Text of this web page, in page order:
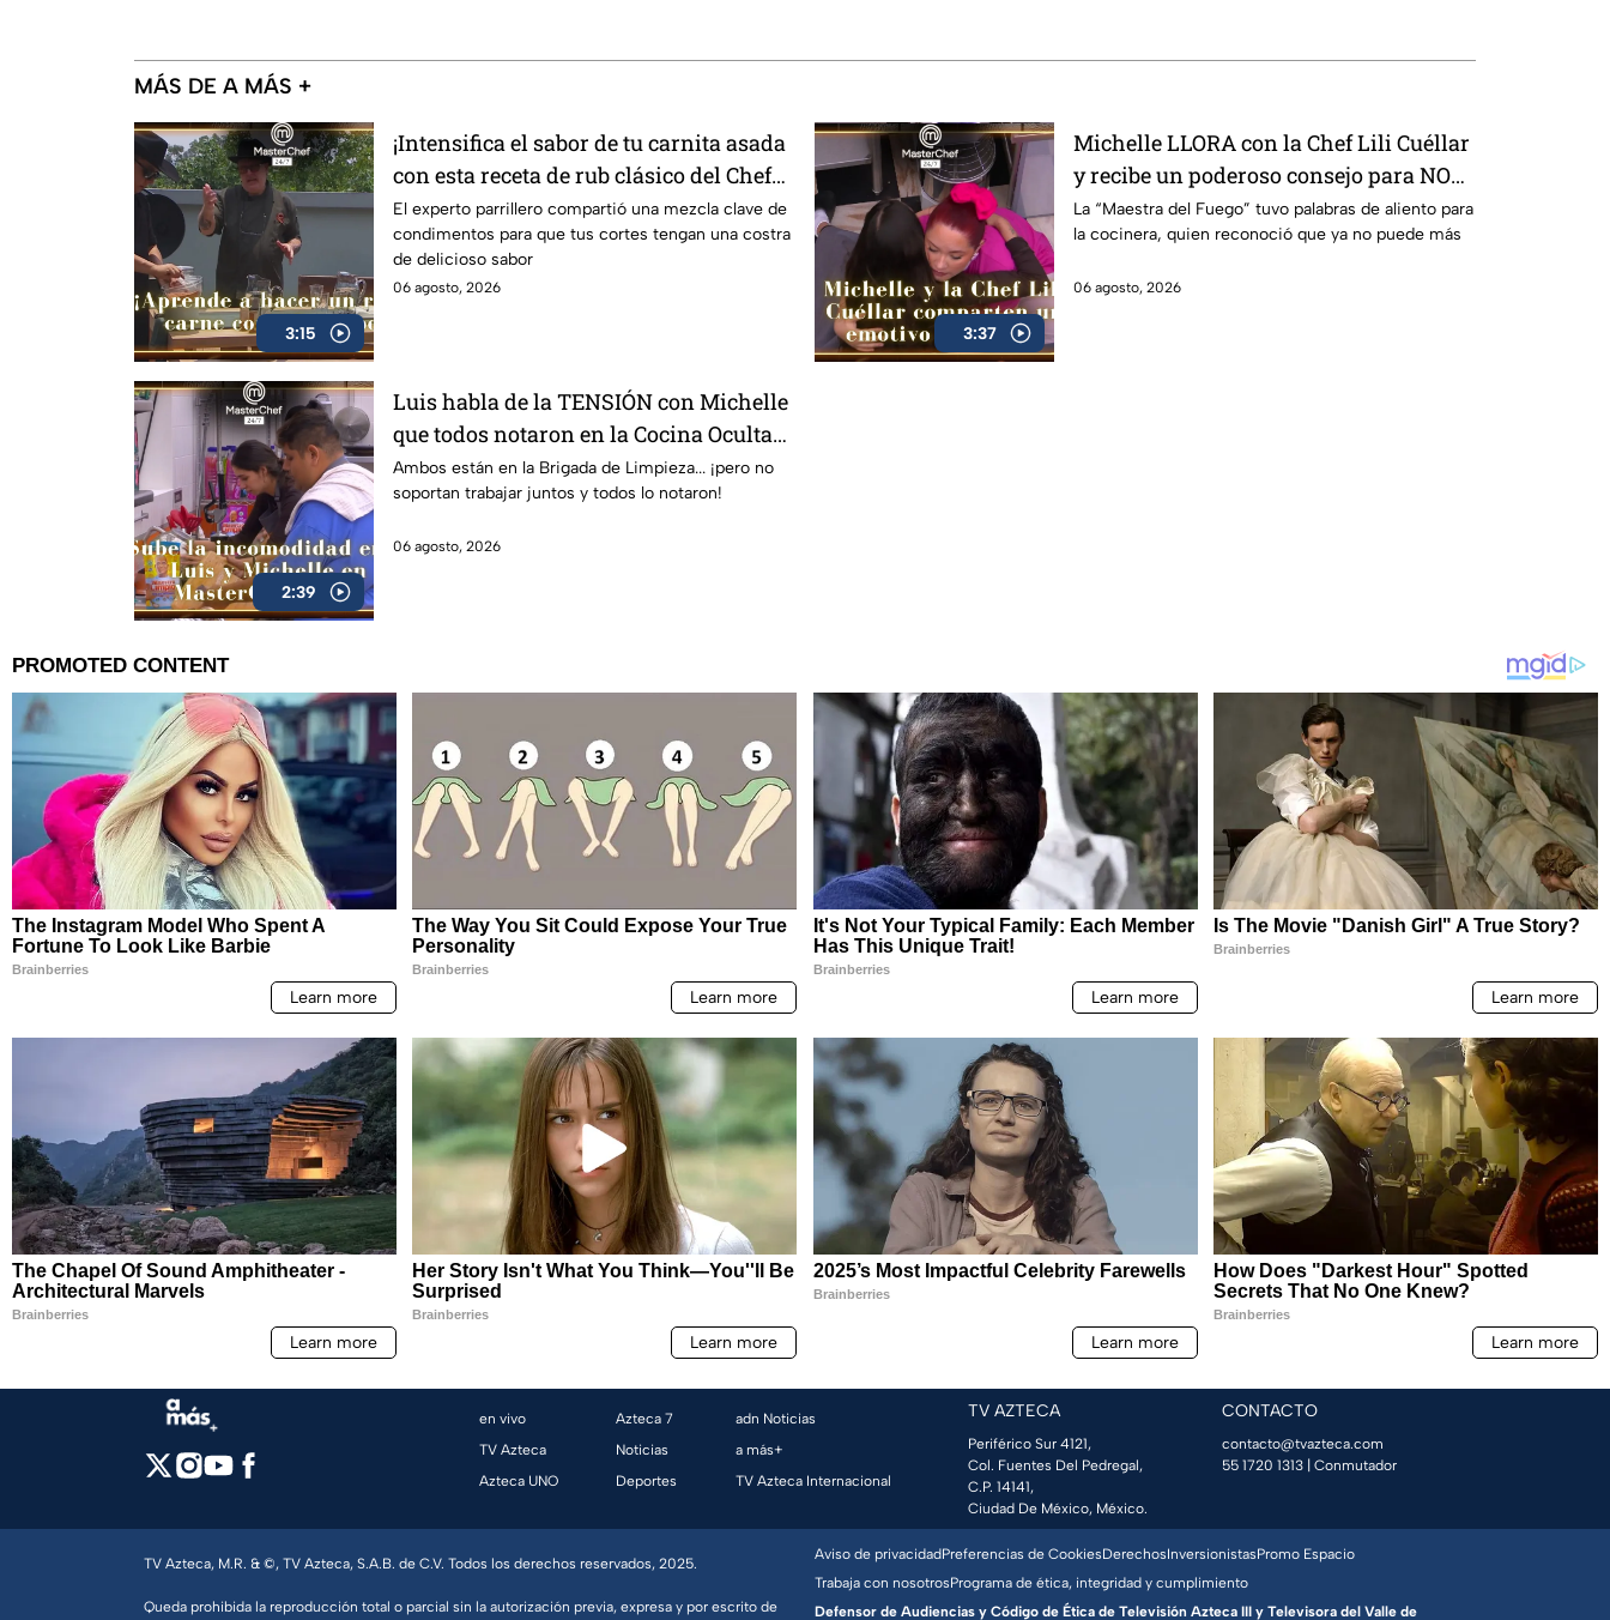
MÁS DE A MÁS +
3:15
¡Intensifica el sabor de tu carnita asada
con esta receta de rub clásico del Chef
Luis Rivas! (VIDEO)
El experto parrillero compartió una mezcla clave de
condimentos para que tus cortes tengan una costra
de delicioso sabor
06 agosto, 2026
3:37
Michelle LLORA con la Chef Lili Cuéllar
y recibe un poderoso consejo para NO
rendirse (VIDEO)
La “Maestra del Fuego” tuvo palabras de aliento para
la cocinera, quien reconoció que ya no puede más
06 agosto, 2026
2:39
Luis habla de la TENSIÓN con Michelle
que todos notaron en la Cocina Oculta
de MasterChef 24/7 (VIDEO)
Ambos están en la Brigada de Limpieza... ¡pero no
soportan trabajar juntos y todos lo notaron!
06 agosto, 2026
en vivo
TV Azteca
Azteca UNO
Azteca 7
Noticias
Deportes
adn Noticias
a más+
TV Azteca Internacional
TV AZTECA
Periférico Sur 4121,
Col. Fuentes Del Pedregal,
C.P. 14141,
Ciudad De México, México.
CONTACTO
contacto@tvazteca.com
55 1720 1313 | Conmutador
TV Azteca, M.R. & ©, TV Azteca, S.A.B. de C.V. Todos los derechos reservados, 2025.
Queda prohibida la reproducción total o parcial sin la autorización previa, expresa y por escrito de
Aviso de privacidadPreferencias de CookiesDerechosInversionistasPromo Espacio
Trabaja con nosotrosPrograma de ética, integridad y cumplimiento
Defensor de Audiencias y Código de Ética de Televisión Azteca III y Televisora del Valle de